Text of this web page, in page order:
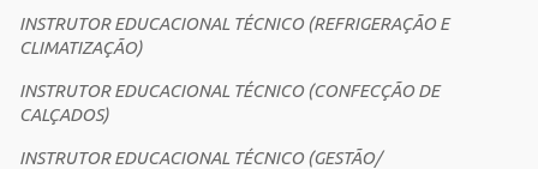
INSTRUTOR EDUCACIONAL TÉCNICO (REFRIGERAÇÃO E
CLIMATIZAÇÃO)
INSTRUTOR EDUCACIONAL TÉCNICO (CONFECÇÃO DE
CALÇADOS)
INSTRUTOR EDUCACIONAL TÉCNICO (GESTÃO/